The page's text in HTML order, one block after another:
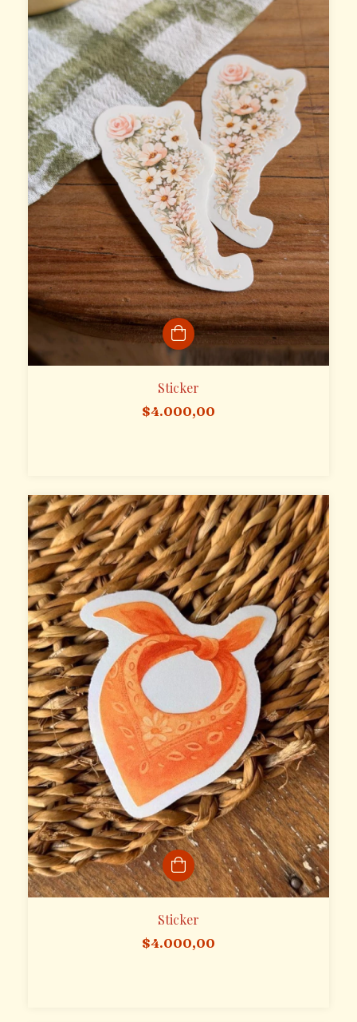
Sticker
$4.000,00
Sticker
$4.000,00